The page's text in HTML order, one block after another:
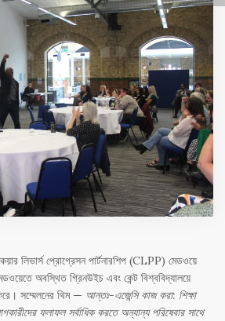
লিভার্স প্রোগ্রেসন পার্টনারশিপ (CLPP) মেডওয়ে
অবস্থিত গ্রিনউইচ এবং কেন্ট বিশ্ববিদ্যালয়ে
সম্মেলনের থিম — আন্তঃ-এজেন্সি কাজ করা: শিক্ষা
ফলাফল সর্বাধিক করতে অন্যান্য পরিষেবার সাথে